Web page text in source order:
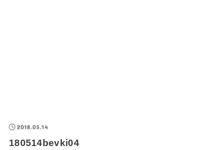
2018.05.14
180514bevki04